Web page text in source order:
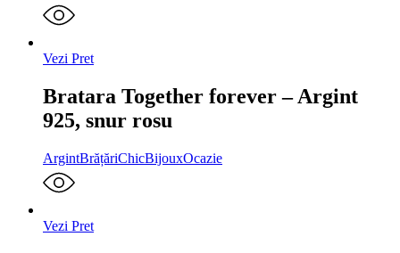
Vezi Pret
Bratara Together forever – Argint
925, snur rosu
ArgintBrățăriChicBijouxOcazie
Vezi Pret